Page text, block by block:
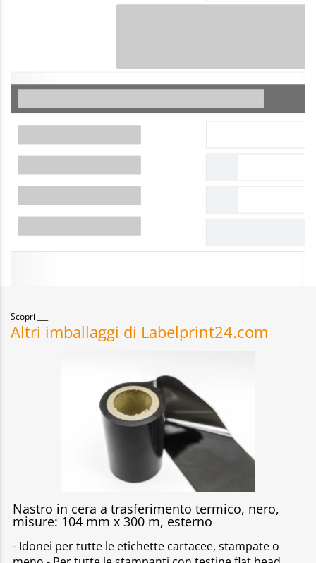
Scopri
Altri imballaggi di Labelprint24.com
Nastro in cera a trasferimento termico, nero,
misure: 104 mm x 300 m, esterno
- Idonei per tutte le etichette cartacee, stampate o